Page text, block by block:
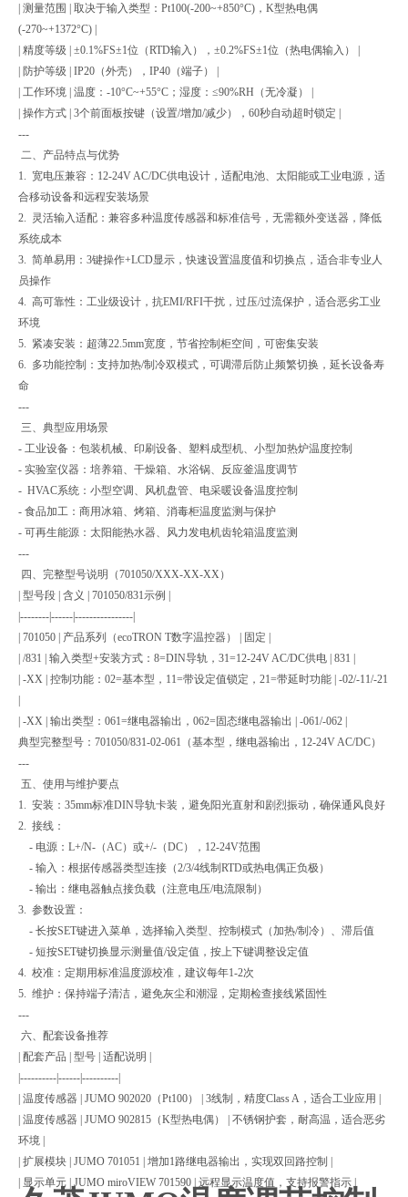
| 测量范围 | 取决于输入类型：Pt100(-200~+850°C)，K型热电偶
(-270~+1372°C) |
| 精度等级 | ±0.1%FS±1位（RTD输入），±0.2%FS±1位（热电偶输入） |
| 防护等级 | IP20（外壳），IP40（端子） |
| 工作环境 | 温度：-10°C~+55°C；湿度：≤90%RH（无冷凝） |
| 操作方式 | 3个前面板按键（设置/增加/减少），60秒自动超时锁定 |
---
二、产品特点与优势
1. 宽电压兼容：12-24V AC/DC供电设计，适配电池、太阳能或工业电源，适
合移动设备和远程安装场景
2. 灵活输入适配：兼容多种温度传感器和标准信号，无需额外变送器，降低
系统成本
3. 简单易用：3键操作+LCD显示，快速设置温度值和切换点，适合非专业人
员操作
4. 高可靠性：工业级设计，抗EMI/RFI干扰，过压/过流保护，适合恶劣工业
环境
5. 紧凑安装：超薄22.5mm宽度，节省控制柜空间，可密集安装
6. 多功能控制：支持加热/制冷双模式，可调滞后防止频繁切换，延长设备寿
命
---
三、典型应用场景
- 工业设备：包装机械、印刷设备、塑料成型机、小型加热炉温度控制
- 实验室仪器：培养箱、干燥箱、水浴锅、反应釜温度调节
- HVAC系统：小型空调、风机盘管、电采暖设备温度控制
- 食品加工：商用冰箱、烤箱、消毒柜温度监测与保护
- 可再生能源：太阳能热水器、风力发电机齿轮箱温度监测
---
四、完整型号说明（701050/XXX-XX-XX）
| 型号段 | 含义 | 701050/831示例 |
|--------|------|----------------|
| 701050 | 产品系列（ecoTRON T数字温控器） | 固定 |
| /831 | 输入类型+安装方式：8=DIN导轨，31=12-24V AC/DC供电 | 831 |
| -XX | 控制功能：02=基本型，11=带设定值锁定，21=带延时功能 | -02/-11/-21
|
| -XX | 输出类型：061=继电器输出，062=固态继电器输出 | -061/-062 |
典型完整型号：701050/831-02-061（基本型，继电器输出，12-24V AC/DC）
---
五、使用与维护要点
1. 安装：35mm标准DIN导轨卡装，避免阳光直射和剧烈振动，确保通风良好
2. 接线：
- 电源：L+/N-（AC）或+/-（DC），12-24V范围
- 输入：根据传感器类型连接（2/3/4线制RTD或热电偶正负极）
- 输出：继电器触点接负载（注意电压/电流限制）
3. 参数设置：
- 长按SET键进入菜单，选择输入类型、控制模式（加热/制冷）、滞后值
- 短按SET键切换显示测量值/设定值，按上下键调整设定值
4. 校准：定期用标准温度源校准，建议每年1-2次
5. 维护：保持端子清洁，避免灰尘和潮湿，定期检查接线紧固性
---
六、配套设备推荐
| 配套产品 | 型号 | 适配说明 |
|----------|------|----------|
| 温度传感器 | JUMO 902020（Pt100） | 3线制，精度Class A，适合工业应用 |
| 温度传感器 | JUMO 902815（K型热电偶） | 不锈钢护套，耐高温，适合恶劣
环境 |
| 扩展模块 | JUMO 701051 | 增加1路继电器输出，实现双回路控制 |
| 显示单元 | JUMO miroVIEW 701590 | 远程显示温度值，支持报警指示 |